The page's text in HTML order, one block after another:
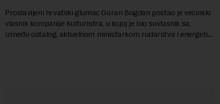
Proslavljeni hrvatski glumac Goran Bogdan postao je većinski
vlasnik kompanije Kulturistra, u kojoj je bio suvlasnik sa,
između ostalog, aktuelnom ministarkom rudarstva i energetike